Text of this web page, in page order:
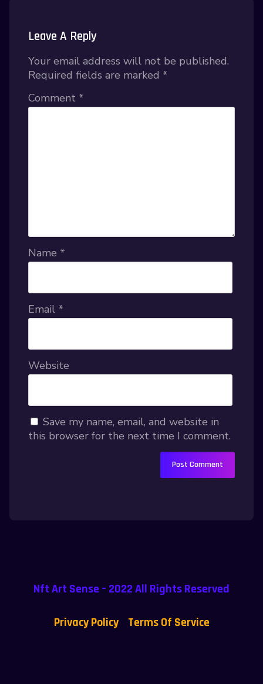
Leave A Reply
Your email address will not be published.
Required fields are marked *
Comment *
Name *
Email *
Website
Save my name, email, and website in
this browser for the next time I comment.
Nft Art Sense – 2022 All Rights Reserved
Privacy Policy Terms Of Service